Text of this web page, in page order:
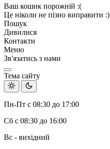
Ваш кошик порожній :(
Це ніколи не пізно виправити :)
Пошук
Дивилися
Контакти
Меню
Зв'язатись з нами
Тема сайту
Пн-Пт с 08:30 до 17:00
Сб с 08:30 до 16:00
Вс - вихідний